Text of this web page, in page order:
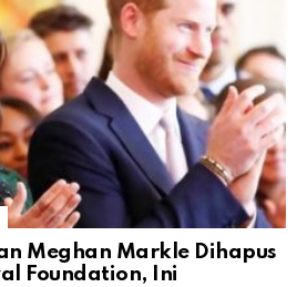
Meghan Markle Dihapus
Foundation, Ini